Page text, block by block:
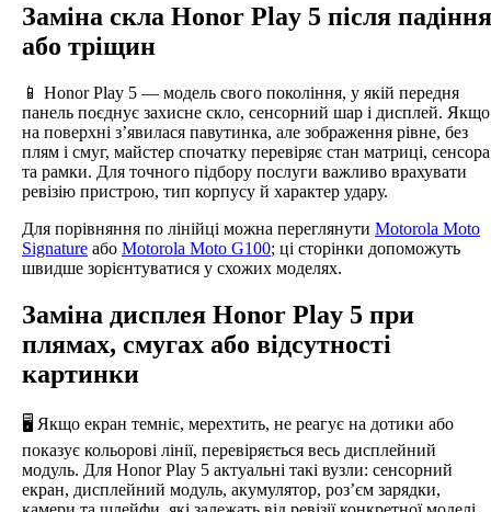
Заміна скла Honor Play 5 після падіння
або тріщин
📱 Honor Play 5 — модель свого покоління, у якій передня
панель поєднує захисне скло, сенсорний шар і дисплей. Якщо
на поверхні з’явилася павутинка, але зображення рівне, без
плям і смуг, майстер спочатку перевіряє стан матриці, сенсора
та рамки. Для точного підбору послуги важливо врахувати
ревізію пристрою, тип корпусу й характер удару.
Для порівняння по лінійці можна переглянути Motorola Moto
Signature або Motorola Moto G100; ці сторінки допоможуть
швидше зорієнтуватися у схожих моделях.
Заміна дисплея Honor Play 5 при
плямах, смугах або відсутності
картинки
🖥️ Якщо екран темніє, мерехтить, не реагує на дотики або
показує кольорові лінії, перевіряється весь дисплейний
модуль. Для Honor Play 5 актуальні такі вузли: сенсорний
екран, дисплейний модуль, акумулятор, роз’єм зарядки,